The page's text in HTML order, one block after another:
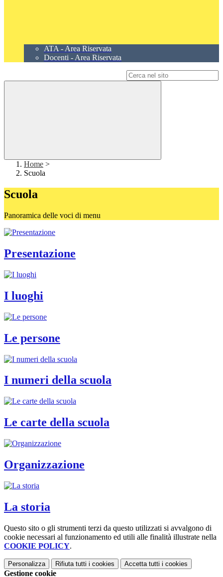
ATA - Area Riservata
Docenti - Area Riservata
Home >
Scuola
Scuola
Panoramica delle voci di menu
Presentazione
I luoghi
Le persone
I numeri della scuola
Le carte della scuola
Organizzazione
La storia
Questo sito o gli strumenti terzi da questo utilizzati si avvalgono di
cookie necessari al funzionamento ed utili alle finalità illustrate nella
COOKIE POLICY.
Personalizza Rifiuta tutti i cookies Accetta tutti i cookies
Gestione cookie